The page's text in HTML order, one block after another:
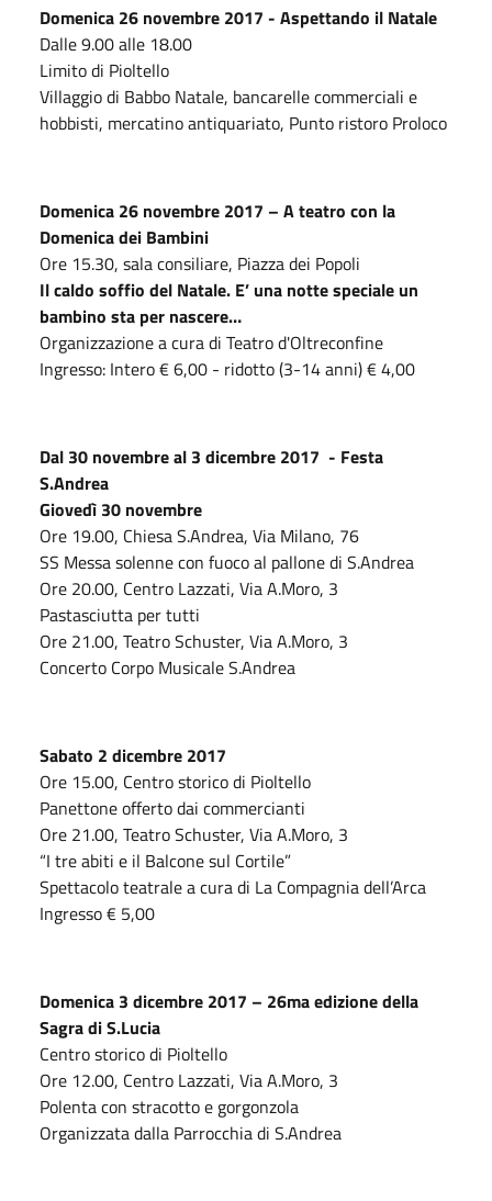
Domenica 26 novembre 2017 - Aspettando il Natale
Dalle 9.00 alle 18.00
Limito di Pioltello
Villaggio di Babbo Natale, bancarelle commerciali e
hobbisti, mercatino antiquariato, Punto ristoro Proloco
Domenica 26 novembre 2017 – A teatro con la
Domenica dei Bambini
Ore 15.30, sala consiliare, Piazza dei Popoli
Il caldo soffio del Natale. E’ una notte speciale un
bambino sta per nascere…
Organizzazione a cura di Teatro d'Oltreconfine
Ingresso: Intero € 6,00 - ridotto (3-14 anni) € 4,00
Dal 30 novembre al 3 dicembre 2017 - Festa
S.Andrea
Giovedì 30 novembre
Ore 19.00, Chiesa S.Andrea, Via Milano, 76
SS Messa solenne con fuoco al pallone di S.Andrea
Ore 20.00, Centro Lazzati, Via A.Moro, 3
Pastasciutta per tutti
Ore 21.00, Teatro Schuster, Via A.Moro, 3
Concerto Corpo Musicale S.Andrea
Sabato 2 dicembre 2017
Ore 15.00, Centro storico di Pioltello
Panettone offerto dai commercianti
Ore 21.00, Teatro Schuster, Via A.Moro, 3
“I tre abiti e il Balcone sul Cortile”
Spettacolo teatrale a cura di La Compagnia dell’Arca
Ingresso € 5,00
Domenica 3 dicembre 2017 – 26ma edizione della
Sagra di S.Lucia
Centro storico di Pioltello
Ore 12.00, Centro Lazzati, Via A.Moro, 3
Polenta con stracotto e gorgonzola
Organizzata dalla Parrocchia di S.Andrea